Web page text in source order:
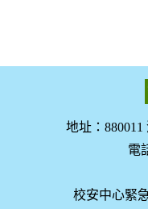
地址：
電
校安中心緊